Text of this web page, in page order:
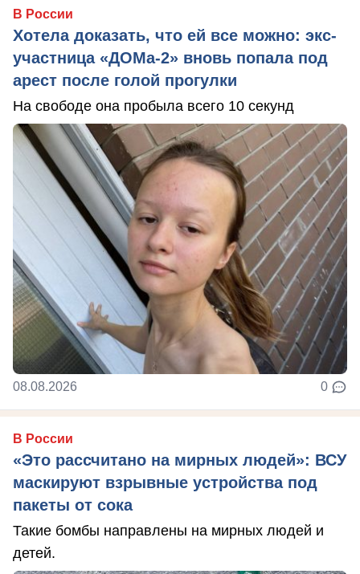
В России
Хотела доказать, что ей все можно: экс-
участница «ДОМа-2» вновь попала под
арест после голой прогулки
На свободе она пробыла всего 10 секунд
08.08.2026 0
В России
«Это рассчитано на мирных людей»: ВСУ
маскируют взрывные устройства под
пакеты от сока
Такие бомбы направлены на мирных людей и
детей.